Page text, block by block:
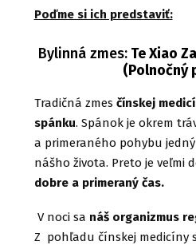
Poďme si ich predstaviť:
Bylinná zmes:Te Xiao
(Polnočný
Tradičná zmes čínskej
spánku. Spánok je okrem
a primeraného pohybu
nášho života. Preto je veľmi
dobre a primeraný čas.
V noci sa náš organizmus
Z pohľadu čínskej medicíny